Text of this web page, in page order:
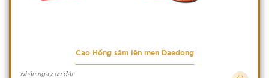
Cao Hồng sâm lên men Daedong
Nhận ngay ưu đãi